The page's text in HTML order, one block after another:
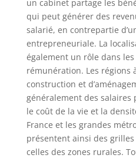
un cabinet partage les
qui peut générer des
salarié, en contrepartie
entrepreneuriale. La
également un rôle dans
rémunération. Les régions
construction et
généralement des salaires
le coût de la vie et la
France et les grandes
présentent ainsi des
celles des zones rurales.